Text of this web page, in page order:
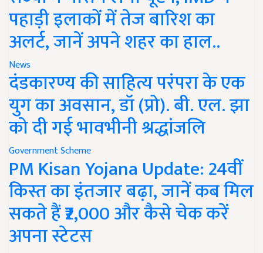
पहाड़ी इलाकों में तेज बारिश का
अलर्ट, जानें अपने शहर का हाल..
News
दंडकारण्य की साहित्य परंपरा के एक
युग का अवसान, डॉ (प्रो). बी. एल. झा
को दी गई भावभीनी श्रद्धांजलि
Government Scheme
PM Kisan Yojana Update: 24वीं
किस्त का इंतजार बढ़ा, जानें कब मिल
सकते हैं ₹2,000 और कैसे चेक करें
अपना स्टेटस